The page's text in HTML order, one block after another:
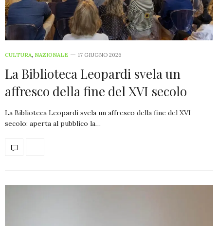
CULTURA, NAZIONALE 17 GIUGNO 2026
La Biblioteca Leopardi svela un
affresco della fine del XVI secolo
La Biblioteca Leopardi svela un affresco della fine del XVI
secolo: aperta al pubblico la…